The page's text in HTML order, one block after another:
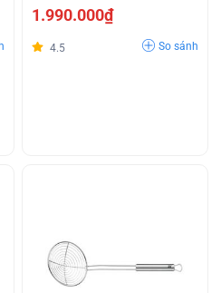
4 CHIẾC - 0645709990
1.990.000₫
4.5 So sánh